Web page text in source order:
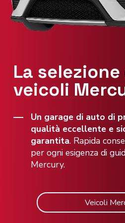
La
veicoli
Un garage di auto di
qualità eccellente e
garantita. Rapida
per ogni esigenza di
Mercury.
Veicoli